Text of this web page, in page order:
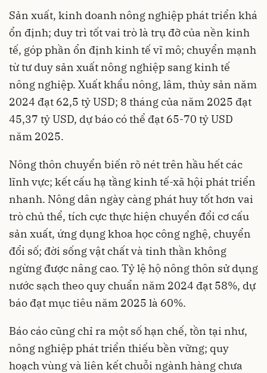
Sản xuất, kinh doanh nông nghiệp phát triển khá
ổn định; duy trì tốt vai trò là trụ đỡ của nền kinh
tế, góp phần ổn định kinh tế vĩ mô; chuyển mạnh
từ tư duy sản xuất nông nghiệp sang kinh tế
nông nghiệp. Xuất khẩu nông, lâm, thủy sản năm
2024 đạt 62,5 tỷ USD; 8 tháng của năm 2025 đạt
45,37 tỷ USD, dự báo có thể đạt 65-70 tỷ USD
năm 2025.
Nông thôn chuyển biến rõ nét trên hầu hết các
lĩnh vực; kết cấu hạ tầng kinh tế-xã hội phát triển
nhanh. Nông dân ngày càng phát huy tốt hơn vai
trò chủ thể, tích cực thực hiện chuyển đổi cơ cấu
sản xuất, ứng dụng khoa học công nghệ, chuyển
đổi số; đời sống vật chất và tinh thần không
ngừng được nâng cao. Tỷ lệ hộ nông thôn sử dụng
nước sạch theo quy chuẩn năm 2024 đạt 58%, dự
báo đạt mục tiêu năm 2025 là 60%.
Báo cáo cũng chỉ ra một số hạn chế, tồn tại như,
nông nghiệp phát triển thiếu bền vững; quy
hoạch vùng và liên kết chuỗi ngành hàng chưa